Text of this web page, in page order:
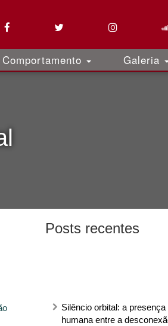
Comportamento Galeria
Posts recentes
Silêncio orbital: a presença
humana entre a